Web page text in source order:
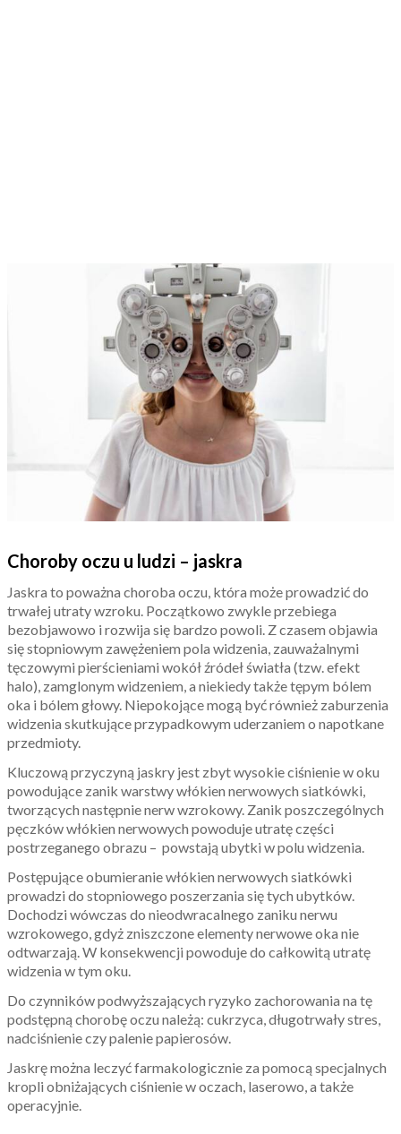
Choroby oczu u ludzi – jaskra
Jaskra to poważna choroba oczu, która może prowadzić do
trwałej utraty wzroku. Początkowo zwykle przebiega
bezobjawowo i rozwija się bardzo powoli. Z czasem objawia
się stopniowym zawężeniem pola widzenia, zauważalnymi
tęczowymi pierścieniami wokół źródeł światła (tzw. efekt
halo), zamglonym widzeniem, a niekiedy także tępym bólem
oka i bólem głowy. Niepokojące mogą być również zaburzenia
widzenia skutkujące przypadkowym uderzaniem o napotkane
przedmioty.
Kluczową przyczyną jaskry jest zbyt wysokie ciśnienie w oku
powodujące zanik warstwy włókien nerwowych siatkówki,
tworzących następnie nerw wzrokowy. Zanik poszczególnych
pęczków włókien nerwowych powoduje utratę części
postrzeganego obrazu – powstają ubytki w polu widzenia.
Postępujące obumieranie włókien nerwowych siatkówki
prowadzi do stopniowego poszerzania się tych ubytków.
Dochodzi wówczas do nieodwracalnego zaniku nerwu
wzrokowego, gdyż zniszczone elementy nerwowe oka nie
odtwarzają. W konsekwencji powoduje do całkowitą utratę
widzenia w tym oku.
Do czynników podwyższających ryzyko zachorowania na tę
podstępną chorobę oczu należą: cukrzyca, długotrwały stres,
nadciśnienie czy palenie papierosów.
Jaskrę można leczyć farmakologicznie za pomocą specjalnych
kropli obniżających ciśnienie w oczach, laserowo, a także
operacyjnie.